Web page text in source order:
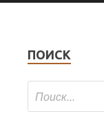
ПОИСК